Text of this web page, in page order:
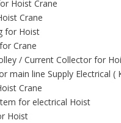
Hoist Crane
Crane
for Hoist
Crane
/ Current Collector for
main line Supply Electrical (
Crane
for electrical Hoist
Hoist